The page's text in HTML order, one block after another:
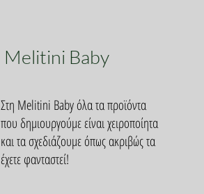
Melitini Baby
Στη Melitini Baby όλα τα προϊόντα
που δημιουργούμε είναι χειροποίητα
και τα σχεδιάζουμε όπως ακριβώς τα
έχετε φανταστεί!